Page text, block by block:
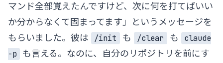
マンド全部覚えたんですけど、次に何を打てばいい
か分からなくて固まってます」というメッセージを
もらいました。彼は
/init も /clear も
claude
-p
も言える。なのに、自分のリポジトリを前にす